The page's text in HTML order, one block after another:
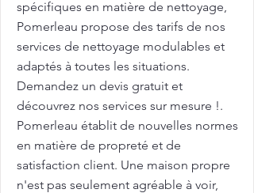
spécifiques en matière de nettoyage,
Pomerleau propose des tarifs de nos
services de nettoyage modulables et
adaptés à toutes les situations.
Demandez un devis gratuit et
découvrez nos services sur mesure !.
Pomerleau établit de nouvelles normes
en matière de propreté et de
satisfaction client. Une maison propre
n'est pas seulement agréable à voir,